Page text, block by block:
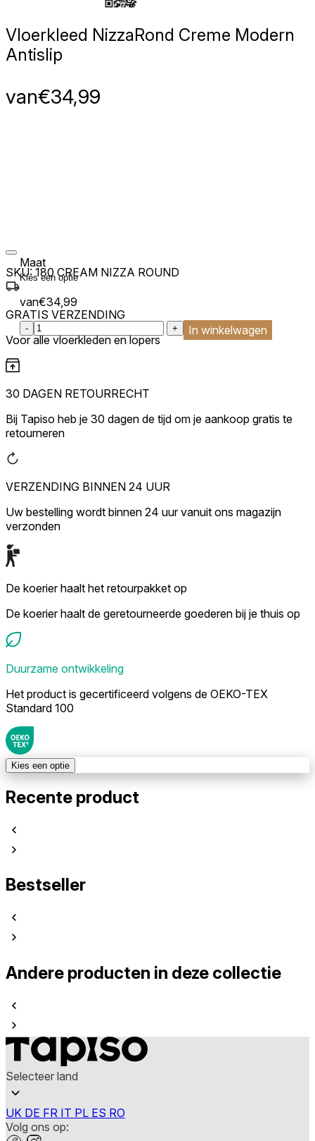
Vloerkleed NizzaRond Creme Modern
Antislip
van€34,99
Maat
van€34,99
:product_name quantity
- + In winkelwagen
SKU: 180 CREAM NIZZA ROUND
GRATIS VERZENDING
Voor alle vloerkleden en lopers
30 DAGEN RETOURRECHT
Bij Tapiso heb je 30 dagen de tijd om je aankoop gratis te
retourneren
VERZENDING BINNEN 24 UUR
Uw bestelling wordt binnen 24 uur vanuit ons magazijn
verzonden
De koerier haalt het retourpakket op
De koerier haalt de geretourneerde goederen bij je thuis op
Duurzame ontwikkeling
Het product is gecertificeerd volgens de OEKO-TEX
Standard 100
Kies een optie
Recente product
Bestseller
Andere producten in deze collectie
Selecteer land
UK DE FR IT PL ES RO
Volg ons op: